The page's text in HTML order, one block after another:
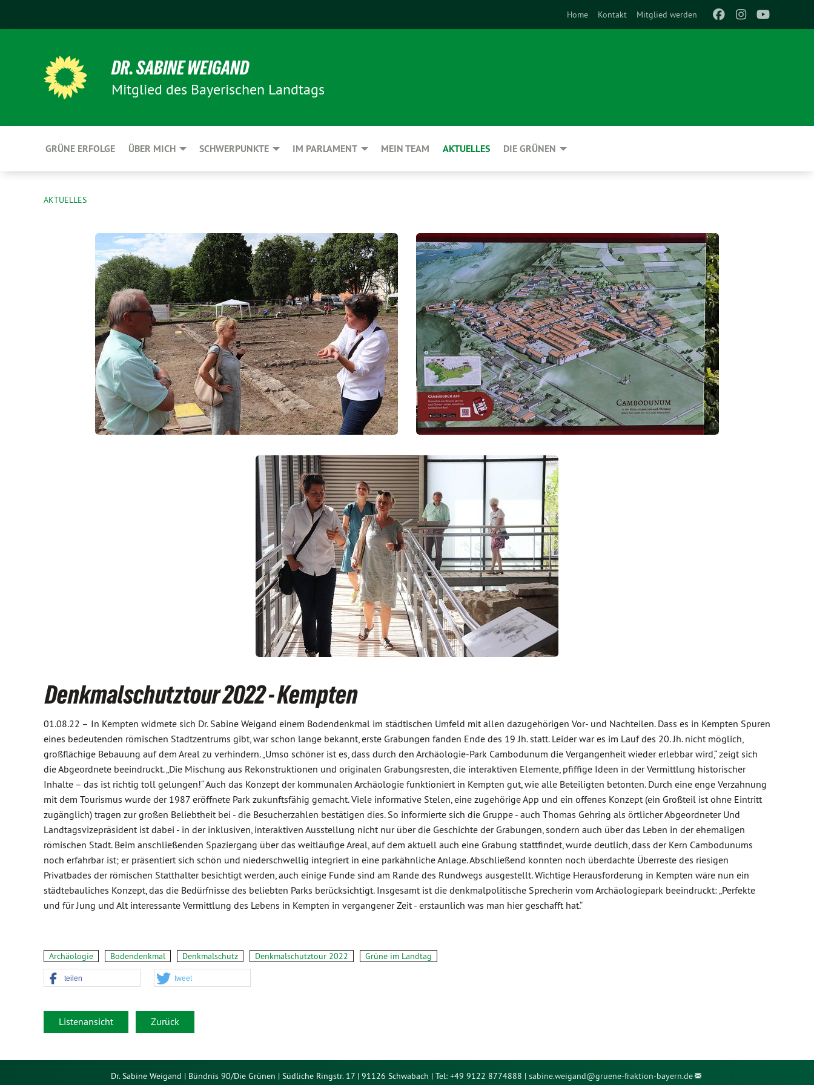
Home Kontakt Mitglied werden
DR. SABINE WEIGAND
Mitglied des Bayerischen Landtags
GRÜNE ERFOLGE ÜBER MICH SCHWERPUNKTE IM PARLAMENT MEIN TEAM AKTUELLES DIE GRÜNEN
AKTUELLES
Denkmalschutztour 2022 - Kempten
01.08.22 – In Kempten widmete sich Dr. Sabine Weigand einem Bodendenkmal im städtischen Umfeld mit allen dazugehörigen Vor- und Nachteilen. Dass es in Kempten Spuren
eines bedeutenden römischen Stadtzentrums gibt, war schon lange bekannt, erste Grabungen fanden Ende des 19 Jh. statt. Leider war es im Lauf des 20. Jh. nicht möglich,
großflächige Bebauung auf dem Areal zu verhindern. „Umso schöner ist es, dass durch den Archäologie-Park Cambodunum die Vergangenheit wieder erlebbar wird,“ zeigt sich
die Abgeordnete beeindruckt. „Die Mischung aus Rekonstruktionen und originalen Grabungsresten, die interaktiven Elemente, pfiffige Ideen in der Vermittlung historischer
Inhalte – das ist richtig toll gelungen!“ Auch das Konzept der kommunalen Archäologie funktioniert in Kempten gut, wie alle Beteiligten betonten. Durch eine enge Verzahnung
mit dem Tourismus wurde der 1987 eröffnete Park zukunftsfähig gemacht. Viele informative Stelen, eine zugehörige App und ein offenes Konzept (ein Großteil ist ohne Eintritt
zugänglich) tragen zur großen Beliebtheit bei - die Besucherzahlen bestätigen dies. So informierte sich die Gruppe - auch Thomas Gehring als örtlicher Abgeordneter Und
Landtagsvizepräsident ist dabei - in der inklusiven, interaktiven Ausstellung nicht nur über die Geschichte der Grabungen, sondern auch über das Leben in der ehemaligen
römischen Stadt. Beim anschließenden Spaziergang über das weitläufige Areal, auf dem aktuell auch eine Grabung stattfindet, wurde deutlich, dass der Kern Cambodunums
noch erfahrbar ist; er präsentiert sich schön und niederschwellig integriert in eine parkähnliche Anlage. Abschließend konnten noch überdachte Überreste des riesigen
Privatbades der römischen Statthalter besichtigt werden, auch einige Funde sind am Rande des Rundwegs ausgestellt. Wichtige Herausforderung in Kempten wäre nun ein
städtebauliches Konzept, das die Bedürfnisse des beliebten Parks berücksichtigt. Insgesamt ist die denkmalpolitische Sprecherin vom Archäologiepark beeindruckt: „Perfekte
und für Jung und Alt interessante Vermittlung des Lebens in Kempten in vergangener Zeit - erstaunlich was man hier geschafft hat.“
Archäologie Bodendenkmal Denkmalschutz Denkmalschutztour 2022 Grüne im Landtag
teilen tweet
Listenansicht Zurück
Dr. Sabine Weigand | Bündnis 90/Die Grünen | Südliche Ringstr. 17 | 91126 Schwabach | Tel: +49 9122 8774888 |sabine.weigand@gruene-fraktion-bayern.de